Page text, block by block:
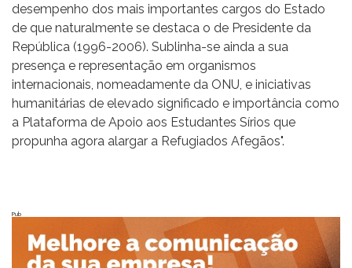
desempenho dos mais importantes cargos do Estado
de que naturalmente se destaca o de Presidente da
República (1996-2006). Sublinha-se ainda a sua
presença e representação em organismos
internacionais, nomeadamente da ONU, e iniciativas
humanitárias de elevado significado e importância como
a Plataforma de Apoio aos Estudantes Sírios que
propunha agora alargar a Refugiados Afegãos".
Pub